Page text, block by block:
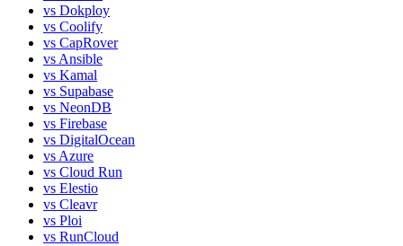
vs Dokploy
vs Coolify
vs CapRover
vs Ansible
vs Kamal
vs Supabase
vs NeonDB
vs Firebase
vs DigitalOcean
vs Azure
vs Cloud Run
vs Elestio
vs Cleavr
vs Ploi
vs RunCloud